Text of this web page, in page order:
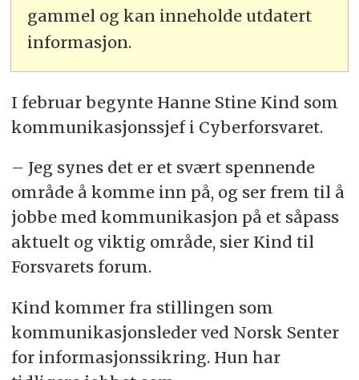
gammel og kan inneholde utdatert
informasjon.
I februar begynte Hanne Stine Kind som
kommunikasjonssjef i Cyberforsvaret.
– Jeg synes det er et svært spennende
område å komme inn på, og ser frem til å
jobbe med kommunikasjon på et såpass
aktuelt og viktig område, sier Kind til
Forsvarets forum.
Kind kommer fra stillingen som
kommunikasjonsleder ved Norsk Senter
for informasjonssikring. Hun har